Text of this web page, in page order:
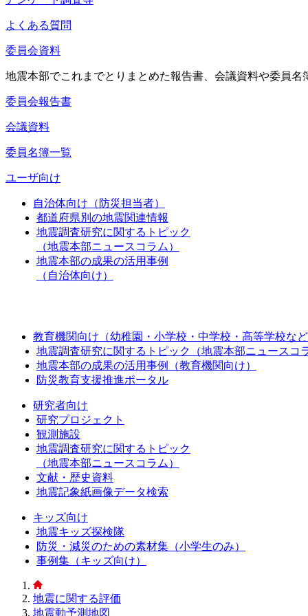
よくある質問
委員会資料
地震本部でこれまでとりまとめた報告書、会議資料や委員名
委員会報告書
会議資料
委員名簿一覧
ユーザ向け
自治体向け（防災担当者）
都道府県別の地震関連情報
地震調査研究に関するトピック
（地震本部ニュースコラム）
地震本部の成果の活用事例
（自治体向け）
教育機関向け（幼稚園・小学校・中学校・高等学校など
地震調査研究に関するトピック（地震本部ニュースコ
地震本部の成果の活用事例（教育機関向け）
防災教育支援推進ポータル
研究者向け
研究プロジェクト
観測施設
地震調査研究に関するトピック
（地震本部ニュースコラム）
文献・歴史資料
地震記象紙画像データ検索
キッズ向け
地震キッズ探検隊
防災・減災のための素材集（小学生のみ）
事例集（キッズ向け）
地震に関する評価
地震動予測地図